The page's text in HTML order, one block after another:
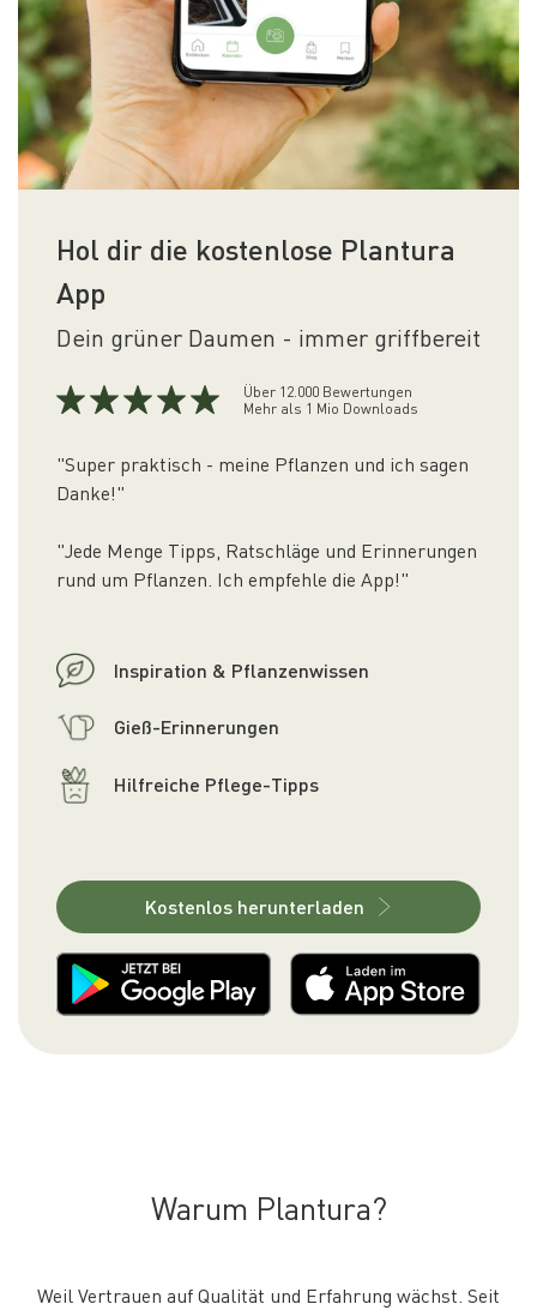
Hol dir die kostenlose Plantura
App
Dein grüner Daumen - immer griffbereit
Über 12.000 Bewertungen
Mehr als 1 Mio Downloads
"Super praktisch - meine Pflanzen und ich sagen
Danke!"
"Jede Menge Tipps, Ratschläge und Erinnerungen
rund um Pflanzen. Ich empfehle die App!"
Inspiration & Pflanzenwissen
Gieß-Erinnerungen
Hilfreiche Pflege-Tipps
Kostenlos herunterladen
Warum Plantura?
Weil Vertrauen auf Qualität und Erfahrung wächst. Seit